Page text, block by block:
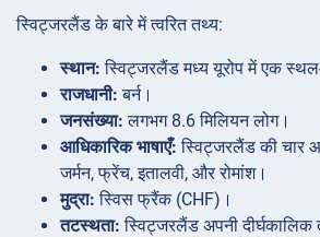
स्विट्जरलैंड के बारे में त्वरित तथ्य:
स्थान: स्विट्जरलैंड मध्य यूरोप में एक
राजधानी: बर्न।
जनसंख्या: लगभग 8.6 मिलियन लोग।
आधिकारिक भाषाएँ: स्विट्जरलैंड की चार
जर्मन, फ्रेंच, इतालवी, और रोमांश।
मुद्रा: स्विस फ्रैंक (CHF)।
तटस्थता: स्विट्जरलैंड अपनी दीर्घकालिक